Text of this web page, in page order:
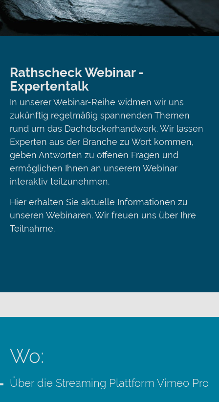
Rathscheck Webinar -
Expertentalk
In unserer Webinar-Reihe widmen wir uns
zukünftig regelmäßig spannenden Themen
rund um das Dachdeckerhandwerk. Wir lassen
Experten aus der Branche zu Wort kommen,
geben Antworten zu offenen Fragen und
ermöglichen Ihnen an unserem Webinar
interaktiv teilzunehmen.
Hier erhalten Sie aktuelle Informationen zu
unseren Webinaren. Wir freuen uns über Ihre
Teilnahme.
Wo:
Über die Streaming Plattform Vimeo Pro